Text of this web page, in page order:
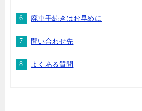
廃車手続きはお早めに
問い合わせ先
よくある質問